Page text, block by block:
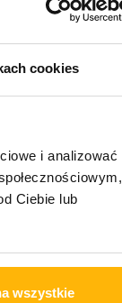
cookies
i analizować
Ciebie lub
wszystkie
Red